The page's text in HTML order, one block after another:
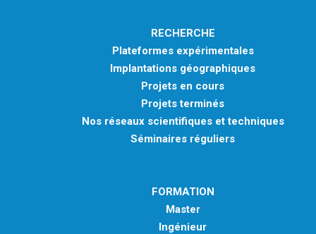
RECHERCHE
Plateformes expérimentales
Implantations géographiques
Projets en cours
Projets terminés
Nos réseaux scientifiques et techniques
Séminaires réguliers
FORMATION
Master
Ingénieur